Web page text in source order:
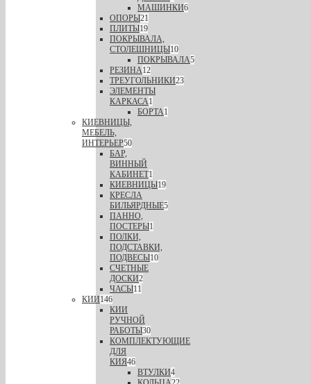
МАШИНКИ6
ОПОРЫ21
ПЛИТЫ19
ПОКРЫВАЛА,
СТОЛЕШНИЦЫ10
ПОКРЫВАЛА5
РЕЗИНА12
ТРЕУГОЛЬНИКИ23
ЭЛЕМЕНТЫ
КАРКАСА1
БОРТА1
КИЕВНИЦЫ,
МЕБЕЛЬ,
ИНТЕРЬЕР50
БАР,
ВИННЫЙ
КАБИНЕТ1
КИЕВНИЦЫ19
КРЕСЛА
БИЛЬЯРДНЫЕ5
ПАННО,
ПОСТЕРЫ1
ПОЛКИ,
ПОДСТАВКИ,
ПОДВЕСЫ10
СЧЕТНЫЕ
ДОСКИ2
ЧАСЫ11
КИИ146
КИИ
РУЧНОЙ
РАБОТЫ30
КОМПЛЕКТУЮЩИЕ
ДЛЯ
КИЯ46
ВТУЛКИ4